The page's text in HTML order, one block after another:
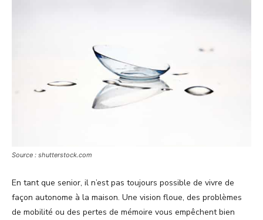
Source : shutterstock.com
En tant que senior, il n’est pas toujours possible de vivre de
façon autonome à la maison. Une vision floue, des problèmes
de mobilité ou des pertes de mémoire vous empêchent bien